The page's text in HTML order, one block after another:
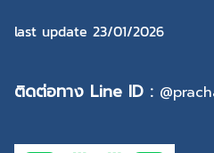
last update 23/01/2026
ติดต่อทาง Line ID :